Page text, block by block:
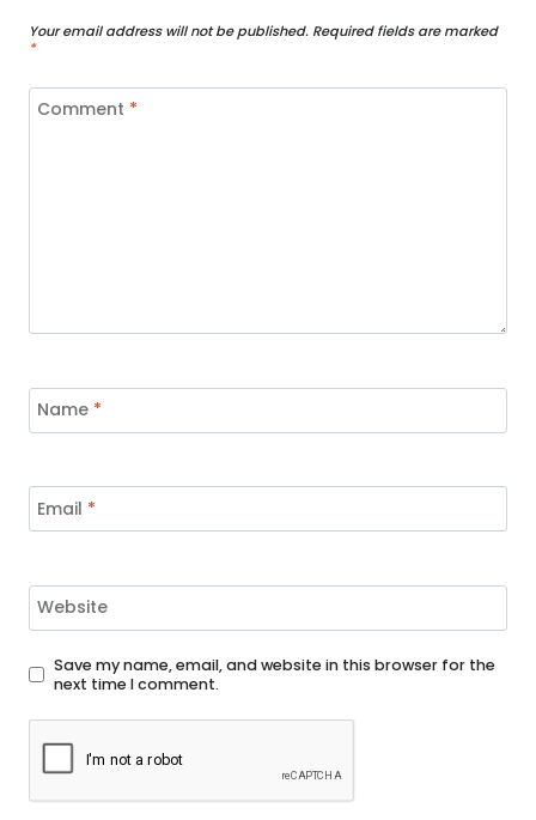
Your email address will not be published. Required fields are marked
*
Comment *
Name *
Email *
Website
Save my name, email, and website in this browser for the
next time I comment.